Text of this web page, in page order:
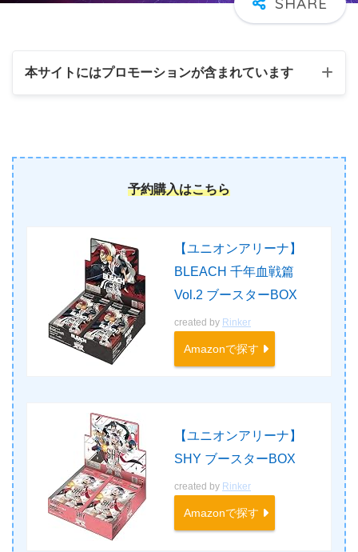
本サイトにはプロモーションが含まれています
予約購入はこちら
【ユニオンアリーナ】
BLEACH 千年血戦篇
Vol.2 ブースターBOX
created by Rinker
Amazonで探す
【ユニオンアリーナ】
SHY ブースターBOX
created by Rinker
Amazonで探す